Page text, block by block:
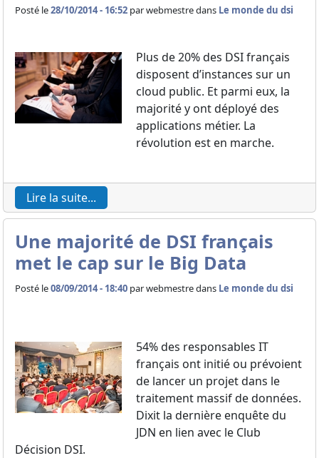
Posté le28/10/2014 - 16:52 parwebmestre dans Le monde du dsi
Plus de 20% des DSI français
disposent d’instances sur un
cloud public. Et parmi eux, la
majorité y ont déployé des
applications métier. La
révolution est en marche.
Lire la suite...
Une majorité de DSI français
met le cap sur le Big Data
Posté le08/09/2014 - 18:40 parwebmestre dans Le monde du dsi
54% des responsables IT
français ont initié ou prévoient
de lancer un projet dans le
traitement massif de données.
Dixit la dernière enquête du
JDN en lien avec le Club
Décision DSI.